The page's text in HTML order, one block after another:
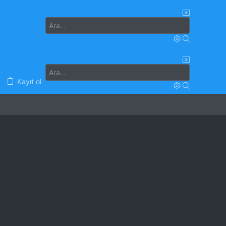
Kayıt ol